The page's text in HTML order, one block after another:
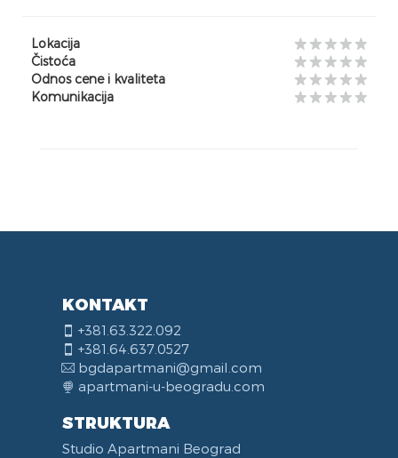
Lokacija
Čistoća
Odnos cene i kvaliteta
Komunikacija
KONTAKT
+381.63.322.092
+381.64.637.0527
bgdapartmani@gmail.com
apartmani-u-beogradu.com
STRUKTURA
Studio Apartmani Beograd